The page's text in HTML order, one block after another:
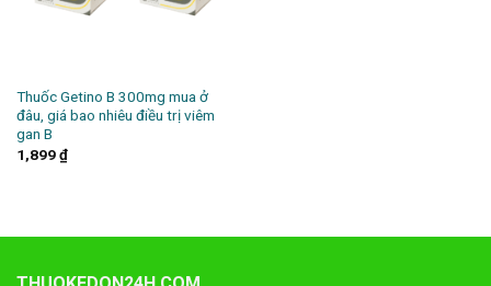
Thuốc Getino B 300mg mua ở
đâu, giá bao nhiêu điều trị viêm
gan B
1,899₫